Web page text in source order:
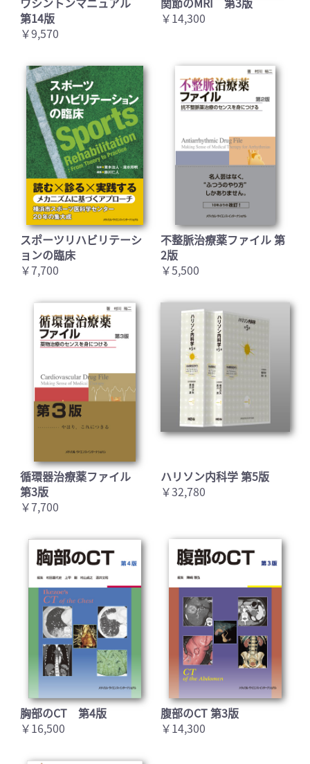
第14版
￥9,570
￥14,300
スポーツリハビリテーシ
ョンの臨床
￥7,700
不整脈治療薬ファイル 第
2版
￥5,500
循環器治療薬ファイル
第3版
￥7,700
ハリソン内科学 第5版
￥32,780
胸部のCT 第4版
￥16,500
腹部のCT 第3版
￥14,300